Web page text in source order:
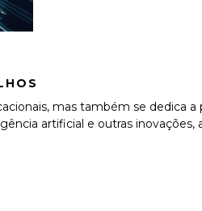
mas também se dedica
artificial e outras inovações,